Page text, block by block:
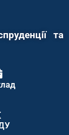
та